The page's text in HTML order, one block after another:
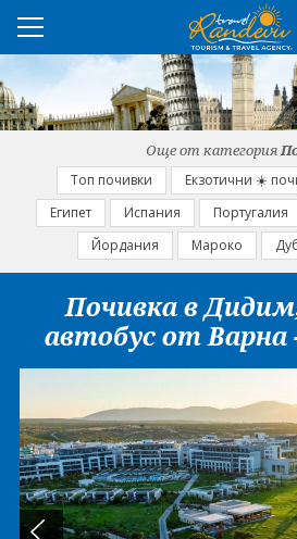
ПРЕПОРЪЧАНО
ЕКСКУРЗИИ
ПОЧИВКИ
Контакти
Политика за лични
данни
ПОСЛЕДВАЙТЕ НИ
Още от категория
Топ почивки Екзотични ☀️
Египет
Испания Португалия
Йордания
Мароко
Почивка в
автобус от Варна